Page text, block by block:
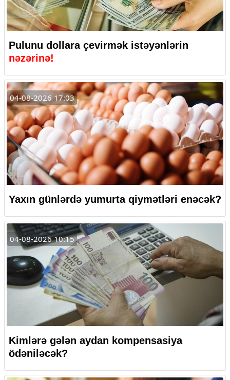
Pulunu dollara çevirmək istəyənlərin
nəzərinə!
04-08-2026 17:03
Yaxın günlərdə yumurta qiymətləri enəcək?
04-08-2026 10:15
Kimlərə gələn aydan kompensasiya
ödəniləcək?